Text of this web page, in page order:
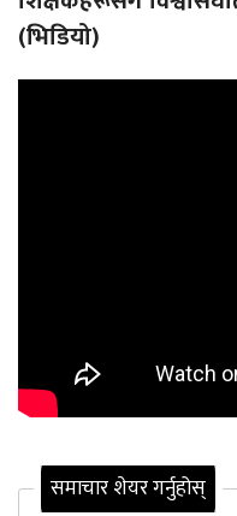
(भिडियो)
समाचार शेयर गर्नुहोस्